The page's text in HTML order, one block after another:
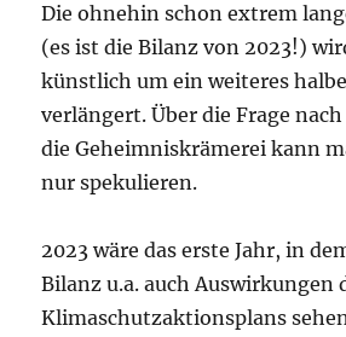
Die ohnehin schon extrem
(es ist die Bilanz von 2023!)
künstlich um ein weiteres
verlängert. Über die Frage
die Geheimniskrämerei kann
nur spekulieren.
2023 wäre das erste Jahr, in
Bilanz u.a. auch Auswirkungen
Klimaschutzaktionsplans